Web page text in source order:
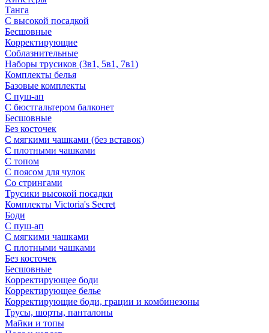
Танга
С высокой посадкой
Бесшовные
Корректирующие
Соблазнительные
Наборы трусиков (3в1, 5в1, 7в1)
Комплекты белья
Базовые комплекты
С пуш-ап
С бюстгальтером балконет
Бесшовные
Без косточек
С мягкими чашками (без вставок)
С плотными чашками
С топом
С поясом для чулок
Со стрингами
Трусики высокой посадки
Комплекты Victoria's Secret
Боди
С пуш-ап
С мягкими чашками
С плотными чашками
Без косточек
Бесшовные
Корректирующее боди
Корректирующее белье
Корректирующие боди, грации и комбинезоны
Трусы, шорты, панталоны
Майки и топы